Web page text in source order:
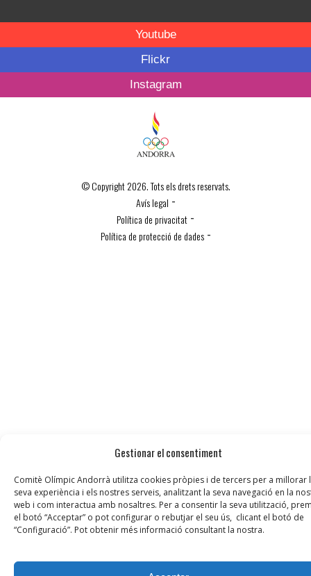
Gestionar el consentiment
Comitè Olímpic Andorrà utilitza cookies pròpies i de tercers per a millorar
seva experiència i els nostres serveis, analitzant la seva navegació en la
web i com interactua amb nosaltres. Per a consentir la seva utilització,
el botó “Acceptar” o pot configurar o rebutjar el seu ús, clicant el botó de
“Configuració”. Pot obtenir més informació consultant la nostra.
Youtube
Flickr
Instagram
© Copyright 2026. Tots els drets reservats.
Avís legal -
Política de privacitat -
Política de protecció de dades-